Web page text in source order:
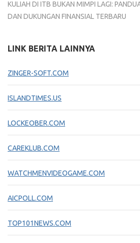
KULIAH DI ITB BUKAN MIMPI LAGI:
DAN DUKUNGAN FINANSIAL TERBARU
LINK BERITA LAINNYA
ZINGER-SOFT.COM
ISLANDTIMES.US
LOCKEOBER.COM
CAREKLUB.COM
WATCHMENVIDEOGAME.COM
AICPOLL.COM
TOP101NEWS.COM